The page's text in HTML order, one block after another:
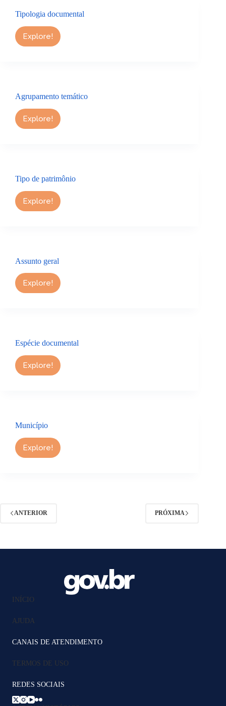
Tipologia documental
Explore!Tipologia
documental
Agrupamento temático
Explore!Agrupamento
temático
Tipo de patrimônio
Explore!
Tipo
de
Assunto geral
Explore!
Assunto
geral
Espécie documental
Explore!
Espécie
documental
Município
Explore!Município
ANTERIOR PRÓXIMA
INÍCIO
AJUDA
CANAIS DE ATENDIMENTO
TERMOS DE USO
REDES SOCIAIS